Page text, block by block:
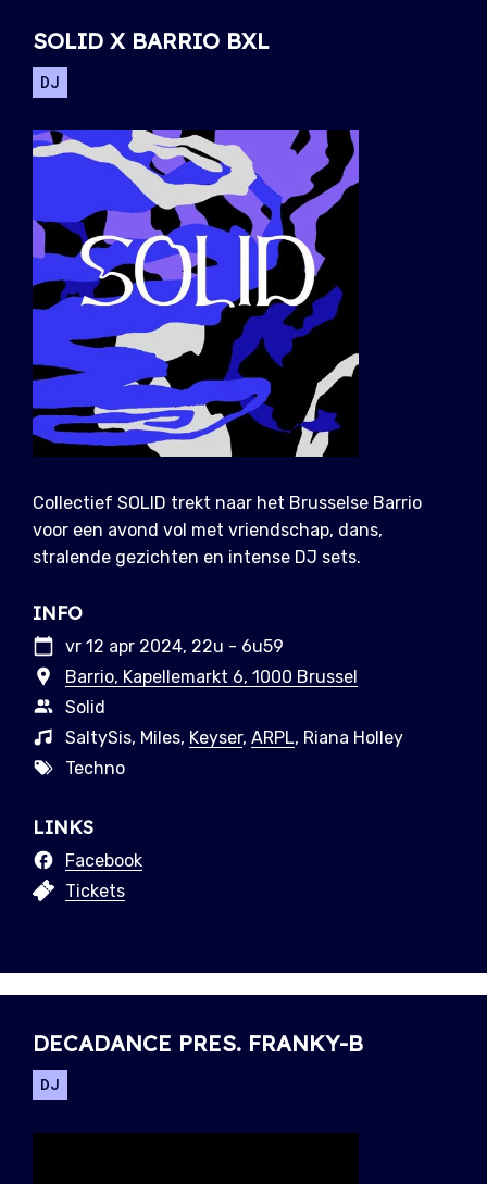
SOLID X BARRIO BXL
DJ
Collectief SOLID trekt naar het Brusselse Barrio
voor een avond vol met vriendschap, dans,
stralende gezichten en intense DJ sets.
INFO
vr 12 apr 2024, 22u - 6u59
Barrio, Kapellemarkt 6, 1000 Brussel
Solid
SaltySis, Miles, Keyser, ARPL, Riana Holley
Techno
LINKS
Facebook
Tickets
DECADANCE PRES. FRANKY-B
DJ